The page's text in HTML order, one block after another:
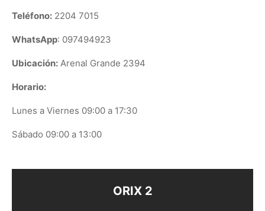
Teléfono: 2204 7015
WhatsApp: 097494923
Ubicación: Arenal Grande 2394
Horario:
Lunes a Viernes 09:00 a 17:30
Sábado 09:00 a 13:00
ORIX 2